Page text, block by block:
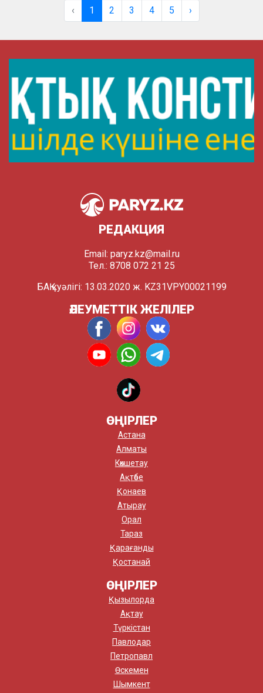
‹ 1 2 3 4 5 ›
РЕДАКЦИЯ
Email: paryz.kz@mail.ru
Тел.: 8708 072 21 25
БАҚ куәлігі: 13.03.2020 ж. KZ31VPY00021199
ӘЛЕУМЕТТІК ЖЕЛІЛЕР
ӨҢІРЛЕР
Астана
Алматы
Көкшетау
Ақтөбе
Қонаев
Атырау
Орал
Тараз
Қарағанды
Қостанай
ӨҢІРЛЕР
Қызылорда
Ақтау
Түркістан
Павлодар
Петропавл
Өскемен
Шымкент